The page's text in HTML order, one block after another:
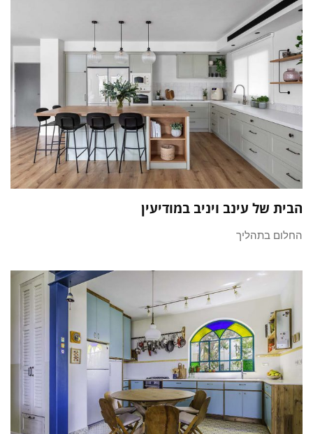
הבית של עינב ויניב במודיעין
החלום בתהליך